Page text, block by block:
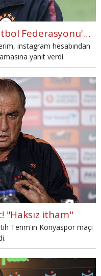
Fatih Terim'den Türkiye Futbol Federasyonu'na cevap
instagram hesabından
yanıt verdi.
"Haksız itham"
Terim'in Konyaspor maçı